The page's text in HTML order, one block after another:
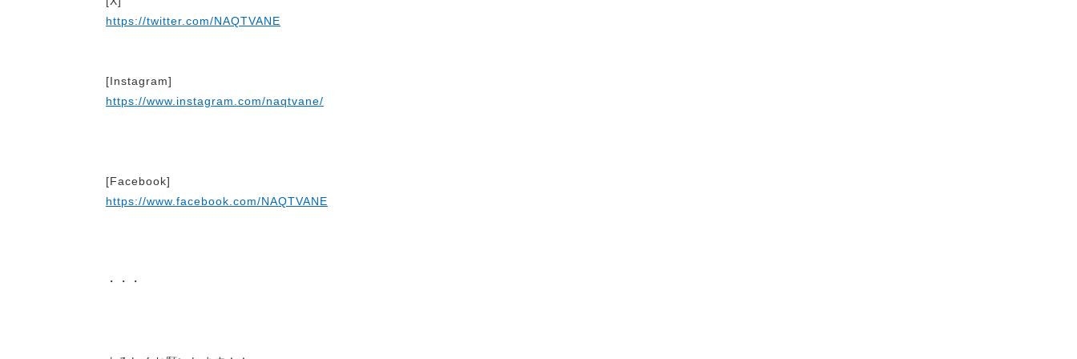
https://twitter.com/NAQTVANE
[Instagram]
https://www.instagram.com/naqtvane/
[Facebook]
https://www.facebook.com/NAQTVANE
・・・